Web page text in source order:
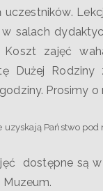
uczestników.
salach
Koszt zajęć
Dużej
Prosimy
uzyskają Państwo
dostępne są w